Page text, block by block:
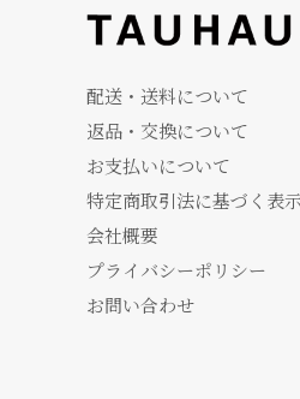
配送・送料について
返品・交換について
お支払いについて
特定商取引法に基づく表示
会社概要
プライバシーポリシー
お問い合わせ